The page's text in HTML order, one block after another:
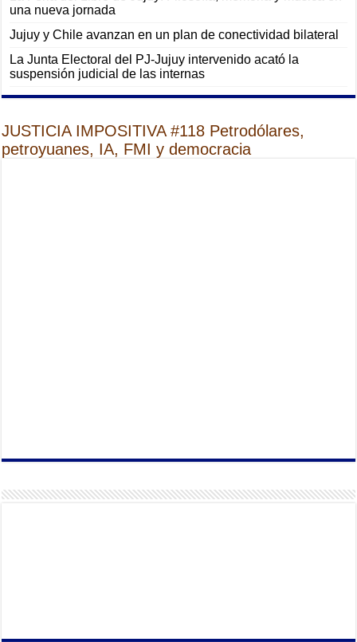
una nueva jornada
Jujuy y Chile avanzan en un plan de conectividad bilateral
La Junta Electoral del PJ-Jujuy intervenido acató la
suspensión judicial de las internas
JUSTICIA IMPOSITIVA #118 Petrodólares,
petroyuanes, IA, FMI y democracia